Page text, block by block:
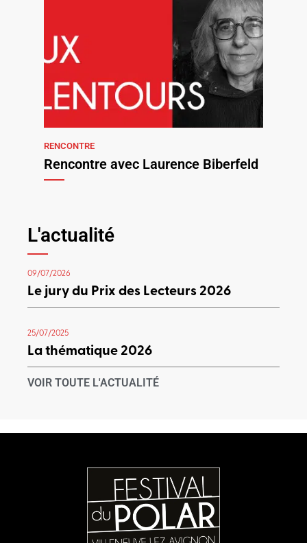
RENCONTRE
Rencontre avec Laurence Biberfeld
L'actualité
09/07/2026
Le jury du Prix des Lecteurs 2026
25/07/2025
La thématique 2026
VOIR TOUTE L'ACTUALITÉ